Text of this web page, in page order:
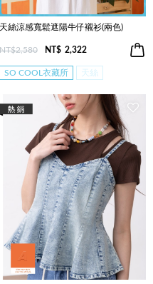
天絲涼感寬鬆遮陽牛仔襯衫(兩色)
NT$ 2,322
SO COOL衣藏所 天絲